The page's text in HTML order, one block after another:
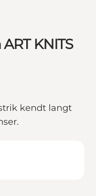
KNITS
kendt langt